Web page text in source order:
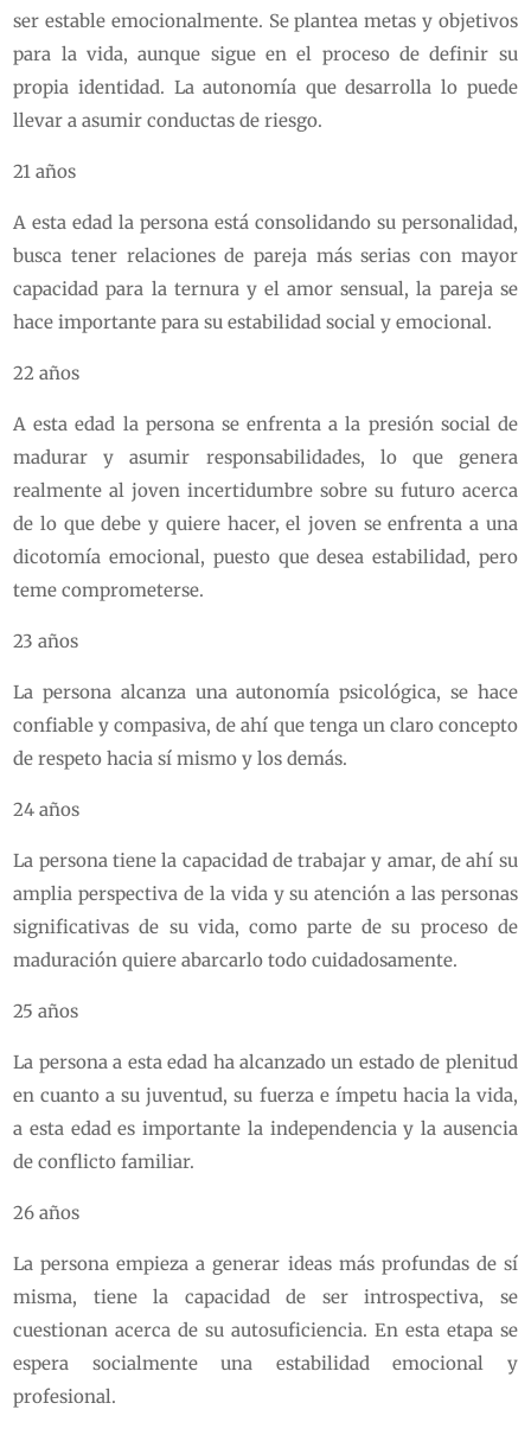
ser estable emocionalmente. Se plantea metas y objetivos
para la vida, aunque sigue en el proceso de definir su
propia identidad. La autonomía que desarrolla lo puede
llevar a asumir conductas de riesgo.
21 años
A esta edad la persona está consolidando su personalidad,
busca tener relaciones de pareja más serias con mayor
capacidad para la ternura y el amor sensual, la pareja se
hace importante para su estabilidad social y emocional.
22 años
A esta edad la persona se enfrenta a la presión social de
madurar y asumir responsabilidades, lo que genera
realmente al joven incertidumbre sobre su futuro acerca
de lo que debe y quiere hacer, el joven se enfrenta a una
dicotomía emocional, puesto que desea estabilidad, pero
teme comprometerse.
23 años
La persona alcanza una autonomía psicológica, se hace
confiable y compasiva, de ahí que tenga un claro concepto
de respeto hacia sí mismo y los demás.
24 años
La persona tiene la capacidad de trabajar y amar, de ahí su
amplia perspectiva de la vida y su atención a las personas
significativas de su vida, como parte de su proceso de
maduración quiere abarcarlo todo cuidadosamente.
25 años
La persona a esta edad ha alcanzado un estado de plenitud
en cuanto a su juventud, su fuerza e ímpetu hacia la vida,
a esta edad es importante la independencia y la ausencia
de conflicto familiar.
26 años
La persona empieza a generar ideas más profundas de sí
misma, tiene la capacidad de ser introspectiva, se
cuestionan acerca de su autosuficiencia. En esta etapa se
espera socialmente una estabilidad emocional y
profesional.